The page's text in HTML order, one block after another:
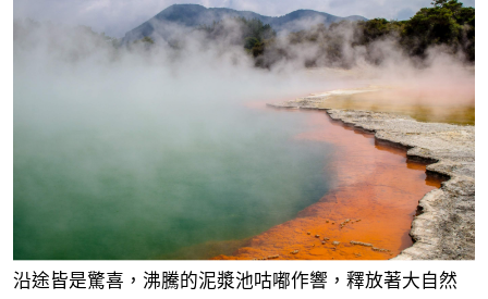
沿途皆是驚喜，沸騰的泥漿池咕嘟作響，釋放著大自然